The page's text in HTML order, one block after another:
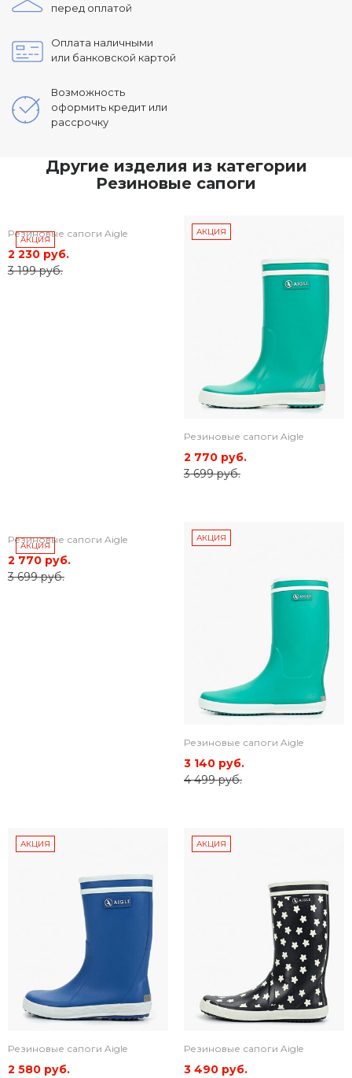
перед оплатой
Оплата наличными
или банковской картой
Возможность
оформить кредит или
рассрочку
Другие изделия из категории
Резиновые сапоги
АКЦИЯ
Резиновые сапоги Aigle
2 230 руб.
3 199 руб.
АКЦИЯ
Резиновые сапоги Aigle
2 770 руб.
3 699 руб.
АКЦИЯ
Резиновые сапоги Aigle
2 770 руб.
3 699 руб.
АКЦИЯ
Резиновые сапоги Aigle
3 140 руб.
4 499 руб.
АКЦИЯ
Резиновые сапоги Aigle
2 580 руб.
АКЦИЯ
Резиновые сапоги Aigle
3 490 руб.